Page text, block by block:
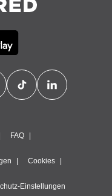
FAQ
Cookies
Einstellungen